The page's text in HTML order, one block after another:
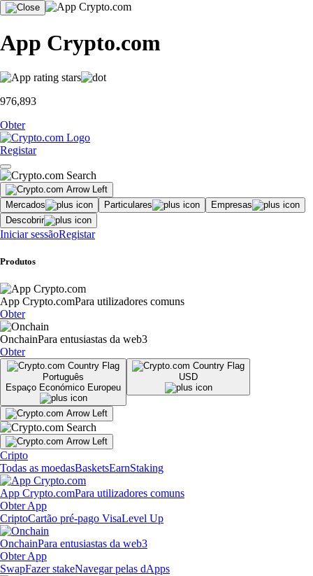
App Crypto.com
976,893
Obter
Registar
Mercados Particulares
Empresas
Descobrir
Iniciar sessãoRegistar
Produtos
App Crypto.comPara utilizadores comuns
Obter
OnchainPara entusiastas da web3
Obter
Português
Espaço Económico Europeu
USD
Cripto
Todas as moedasBasketsEarnStaking
App Crypto.comPara utilizadores comuns
Obter App
CriptoCartão pré-pago VisaLevel Up
OnchainPara entusiastas da web3
Obter App
SwapFazer stakeNavegar pelas dApps